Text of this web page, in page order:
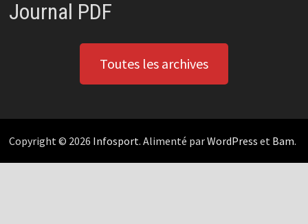
Journal PDF
Toutes les archives
Copyright © 2026 Infosport. Alimenté parWordPress et Bam.